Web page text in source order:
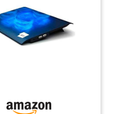
des téléphones ou d'autres
plutôt des chargeurs dédiés